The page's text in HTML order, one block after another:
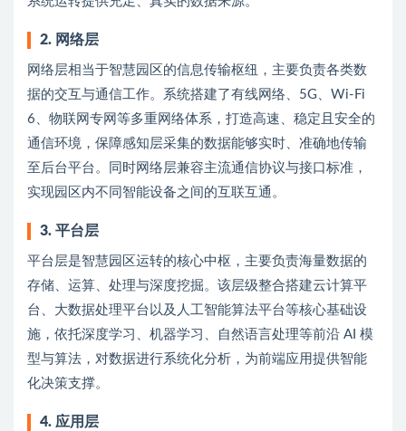
2. 网络层
网络层相当于智慧园区的信息传输枢纽，主要负责各类数
据的交互与通信工作。系统搭建了有线网络、5G、Wi-Fi
6、物联网专网等多重网络体系，打造高速、稳定且安全的
通信环境，保障感知层采集的数据能够实时、准确地传输
至后台平台。同时网络层兼容主流通信协议与接口标准，
实现园区内不同智能设备之间的互联互通。
3. 平台层
平台层是智慧园区运转的核心中枢，主要负责海量数据的
存储、运算、处理与深度挖掘。该层级整合搭建云计算平
台、大数据处理平台以及人工智能算法平台等核心基础设
施，依托深度学习、机器学习、自然语言处理等前沿 AI 模
型与算法，对数据进行系统化分析，为前端应用提供智能
化决策支撑。
4. 应用层